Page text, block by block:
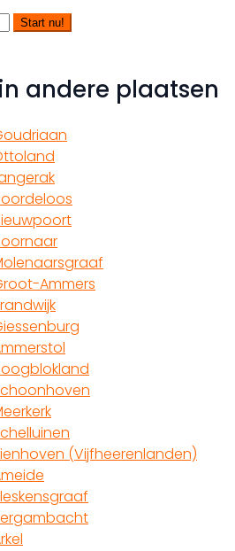
Start nu!
andere plaatsen
Ammers
(Vijfheerenlanden)